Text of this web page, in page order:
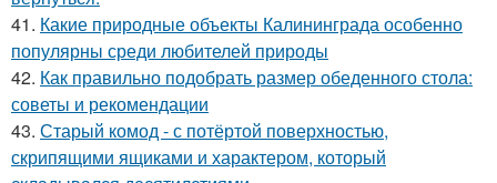
41. Какие природные объекты Калининграда особенно
популярны среди любителей природы
42. Как правильно подобрать размер обеденного стола:
советы и рекомендации
43. Старый комод - с потёртой поверхностью,
скрипящими ящиками и характером, который